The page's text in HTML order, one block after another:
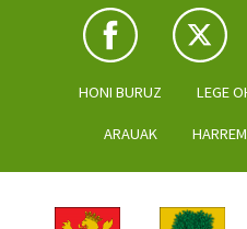
HONI BURUZ LEGE
ARAUAK